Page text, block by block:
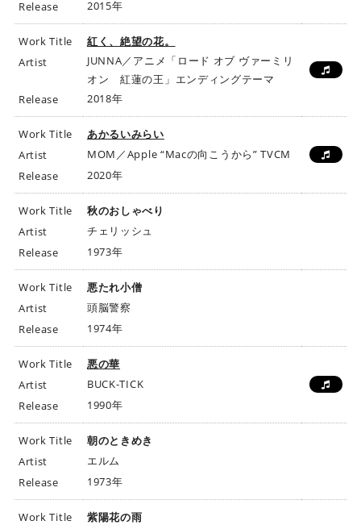
Release 2015年
Work Title
紅く、絶望の花。
Artist
JUNNA／アニメ「ロード オブ ヴァーミリ
オン 紅蓮の王」エンディングテーマ
Release
2018年
Work Title
あかるいみらい
Artist
MOM／Apple “Macの向こうから” TVCM
Release
2020年
Work Title
秋のおしゃべり
Artist
チェリッシュ
Release
1973年
Work Title
悪たれ小僧
Artist
頭脳警察
Release
1974年
Work Title
悪の華
Artist
BUCK-TICK
Release
1990年
Work Title
朝のときめき
Artist
エルム
Release
1973年
Work Title
紫陽花の雨